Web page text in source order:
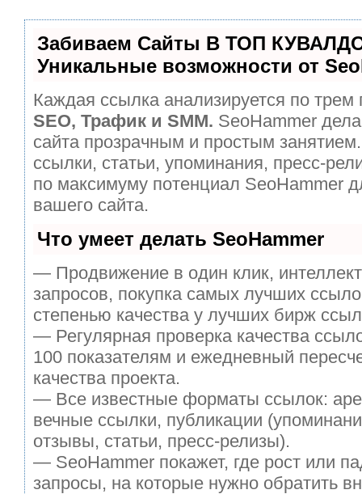
Забиваем Сайты В ТОП
Уникальные возможности от
Каждая ссылка анализируется по трем
SEO, Трафик и SMM. SeoHammer
сайта прозрачным и простым
ссылки, статьи, упоминания, пресс-
по максимуму потенциал SeoHammer
вашего сайта.
Что умеет делать SeoHammer
— Продвижение в один клик,
запросов, покупка самых лучших
степенью качества у лучших бирж
— Регулярная проверка качества
100 показателям и ежедневный
качества проекта.
— Все известные форматы ссылок:
вечные ссылки, публикации
отзывы, статьи, пресс-релизы).
— SeoHammer покажет, где рост или
запросы, на которые нужно обратить